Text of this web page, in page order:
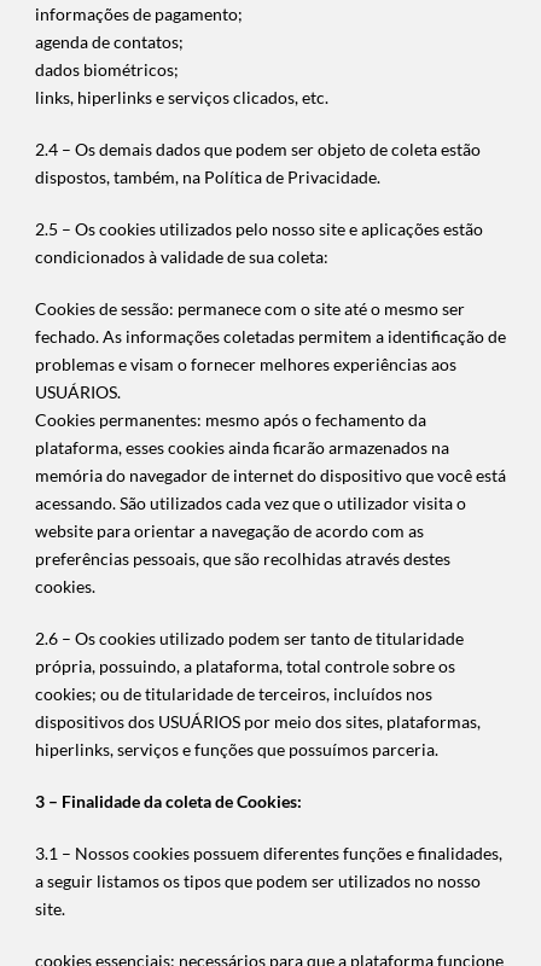
informações de pagamento;
agenda de contatos;
dados biométricos;
links, hiperlinks e serviços clicados, etc.
2.4 – Os demais dados que podem ser objeto de coleta estão
dispostos, também, na Política de Privacidade.
2.5 – Os cookies utilizados pelo nosso site e aplicações estão
condicionados à validade de sua coleta:
Cookies de sessão: permanece com o site até o mesmo ser
fechado. As informações coletadas permitem a identificação de
problemas e visam o fornecer melhores experiências aos
USUÁRIOS.
Cookies permanentes: mesmo após o fechamento da
plataforma, esses cookies ainda ficarão armazenados na
memória do navegador de internet do dispositivo que você está
acessando. São utilizados cada vez que o utilizador visita o
website para orientar a navegação de acordo com as
preferências pessoais, que são recolhidas através destes
cookies.
2.6 – Os cookies utilizado podem ser tanto de titularidade
própria, possuindo, a plataforma, total controle sobre os
cookies; ou de titularidade de terceiros, incluídos nos
dispositivos dos USUÁRIOS por meio dos sites, plataformas,
hiperlinks, serviços e funções que possuímos parceria.
3 – Finalidade da coleta de Cookies:
3.1 – Nossos cookies possuem diferentes funções e finalidades,
a seguir listamos os tipos que podem ser utilizados no nosso
site.
cookies essenciais: necessários para que a plataforma funcione